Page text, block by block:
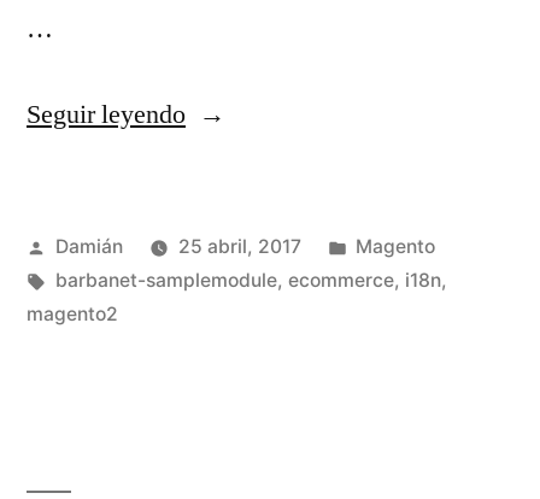
…
Seguir leyendo«Traducciones
themes
de
Publicado
por
Damián 25 abril, 2017
Publicado
en
Magento
Etiquetas:
barbanet-samplemodule, ecommerce, i18n,
magento2